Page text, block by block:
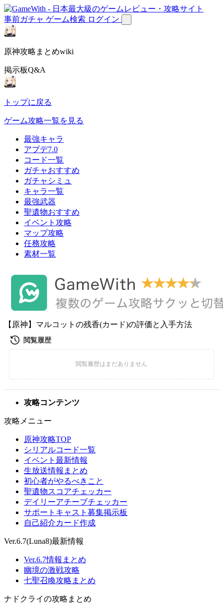
事前ガチャ ゲーム検索 ログイン
原神攻略まとめwiki
掲示板Q&A
トップに戻る
ゲーム攻略一覧を見る
最強キャラ
アプデ7.0
コード一覧
ガチャおすすめ
ガチャシミュ
キャラ一覧
最強武器
聖遺物おすすめ
イベント攻略
マップ攻略
任務攻略
素材一覧
【原神】マルコットの残香(カード)の評価と入手方法
攻略コンテンツ
攻略メニュー
原神攻略TOP
シリアルコード一覧
イベント最新情報
生放送情報まとめ
初心者がやるべきこと
聖遺物スコアチェッカー
デイリーアチーブチェッカー
サポートキャスト募集掲示板
自己紹介カード作成
Ver.6.7(Luna8)最新情報
Ver.6.7情報まとめ
幽境の激戦攻略
七聖召喚攻略まとめ
ナドクライの攻略まとめ